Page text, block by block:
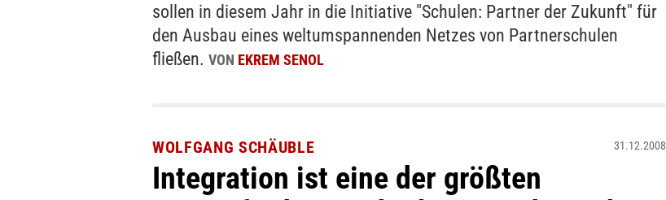
sollen in diesem Jahr in die Initiative "Schulen: Partner der Zukunft" für
den Ausbau eines weltumspannenden Netzes von Partnerschulen
fließen. VON EKREM SENOL
WOLFGANG SCHÄUBLE
Integration ist eine der größten
31.12.2008